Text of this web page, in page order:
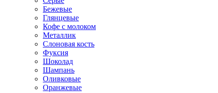
Бежевые
Глянцевые
Кофе с молоком
Металлик
Слоновая кость
Фуксия
Шоколад
Шампань
Оливковые
Оранжевые